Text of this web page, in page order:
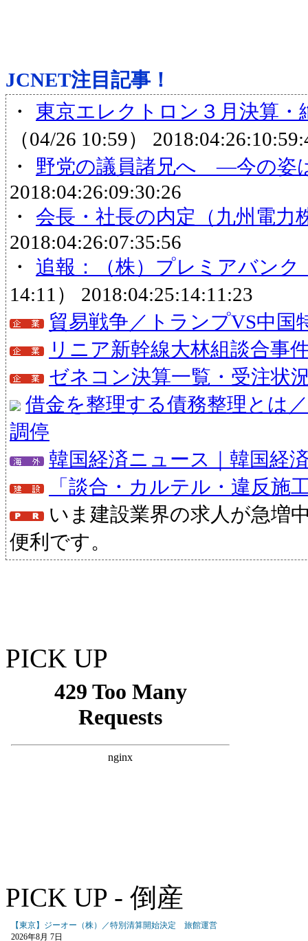
JCNET注目記事！
・ 東京エレクトロン３月決算
（04/26 10:59）
・
野党の議員諸兄へ ―今の姿
2018:04:26:09:30:26
・ 会長・社長の内定（九州電力
2018:04:26:07:35:56
・ 追報：（株）プレミアバンク
14:11） 2018:04:25:14:11:23
貿易戦争／トランプVS中国
リニア新幹線大林組談合事
ゼネコン決算一覧・受注状
借金を整理する債務整理とは
調停
韓国経済ニュース｜韓国経
「談合・カルテル・違反施
いま建設業界の求人が急増
便利です。
PICK UP
PICK UP - 倒産